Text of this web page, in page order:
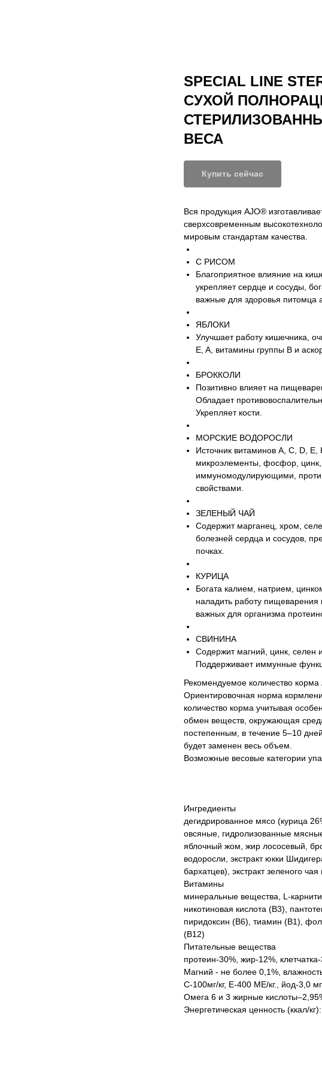
SPECIAL LINE
СУХОЙ
ВЕСА
Купить сейчас
Вся продукция AJO®
сверхсовременным
мировым стандартам качества.
С РИСОМ
Благоприятное влияние на
укрепляет сердце и сосуды,
важные для здоровья питомца
ЯБЛОКИ
Улучшает работу кишечника,
E, A, витамины группы B и
БРОККОЛИ
Позитивно влияет на
Обладает
Укрепляет кости.
МОРСКИЕ ВОДОРОСЛИ
Источник витаминов А, С, D,
микроэлементы, фосфор,
иммуномодулирующими,
свойствами.
ЗЕЛЕНЫЙ ЧАЙ
Содержит марганец, хром,
болезней сердца и сосудов,
почках.
КУРИЦА
Богата калием, натрием,
наладить работу
важных для организма
СВИНИНА
Содержит магний, цинк, селен
Поддерживает иммунные
Рекомендуемое количество
Ориентировочная норма
количество корма учитывая
обмен веществ, окружающая
постепенным, в течение 5–10
будет заменен весь объем.
Возможные весовые категории
Ингредиенты
дегидрированное мясо (курица
овсяные, гидролизованные
яблочный жом, жир лососевый,
водоросли, экстракт юкки
бархатцев), экстракт зеленого
Витамины
минеральные вещества, L-
никотиновая кислота (В3),
пиридоксин (В6), тиамин (В1),
(В12)
Питательные вещества
протеин-30%, жир-12%,
Магний - не более 0,1%,
С-100мг/кг, Е-400 МЕ/кг., йод-3,0
Омега 6 и 3 жирные
Энергетическая ценность (ккал/